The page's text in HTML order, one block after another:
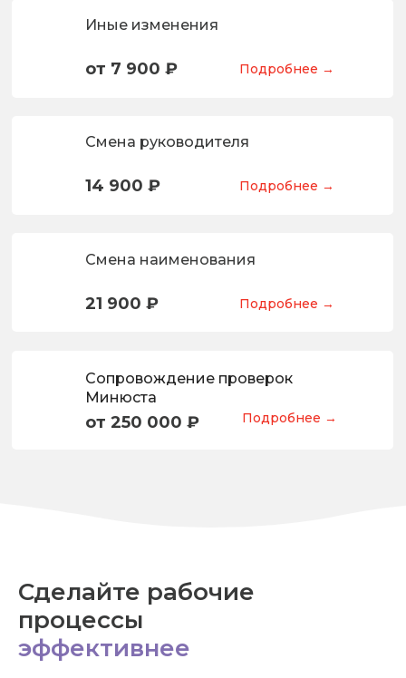
Иные изменения
от 7 900 ₽
Смена руководителя
14 900 ₽
Смена наименования
21 900 ₽ Подробнее →
Подробнее →
Подробнее →
Сопровождение проверок
Минюста
от 250 000 ₽ Подробнее →
Сделайте рабочие
процессы
эффективнее